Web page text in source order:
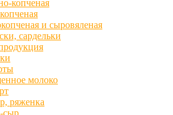
копченая
и сыровяленая
сардельки
молоко
ряженка
сыр